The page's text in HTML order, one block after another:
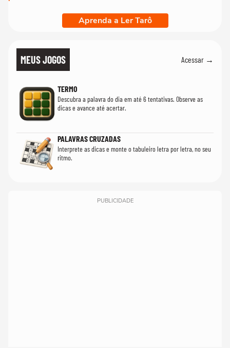
Aprenda a Ler Tarô
MEUS JOGOS Acessar →
TERMO
Descubra a palavra do dia em até 6 tentativas. Observe as
dicas e avance até acertar.
PALAVRAS CRUZADAS
Interprete as dicas e monte o tabuleiro letra por letra, no seu
ritmo.
PUBLICIDADE